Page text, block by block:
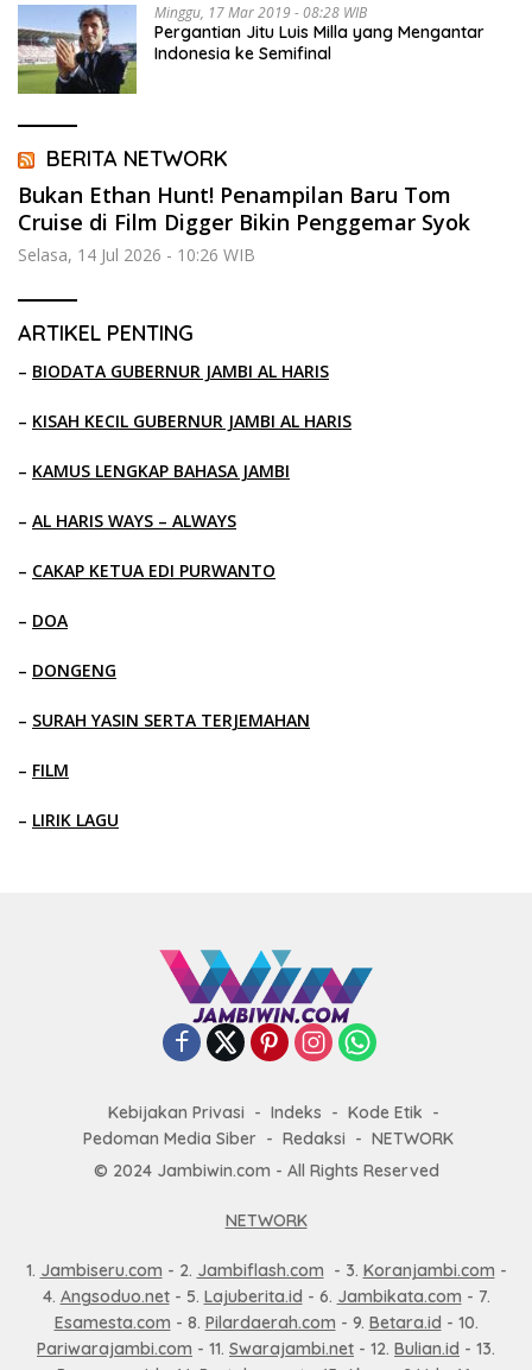
Minggu, 17 Mar 2019 - 08:28 WIB
Pergantian Jitu Luis Milla yang Mengantar
Indonesia ke Semifinal
BERITA NETWORK
Bukan Ethan Hunt! Penampilan Baru Tom
Cruise di Film Digger Bikin Penggemar Syok
Selasa, 14 Jul 2026 - 10:26 WIB
ARTIKEL PENTING
– BIODATA GUBERNUR JAMBI AL HARIS
– KISAH KECIL GUBERNUR JAMBI AL HARIS
– KAMUS LENGKAP BAHASA JAMBI
– AL HARIS WAYS – ALWAYS
– CAKAP KETUA EDI PURWANTO
– DOA
– DONGENG
– SURAH YASIN SERTA TERJEMAHAN
– FILM
– LIRIK LAGU
Kebijakan Privasi Indeks
Kode Etik
Pedoman Media Siber
Redaksi
NETWORK
© 2024 Jambiwin.com - All Rights Reserved
NETWORK
1. Jambiseru.com - 2. Jambiflash.com - 3. Koranjambi.com -
4. Angsoduo.net- 5. Lajuberita.id - 6. Jambikata.com - 7.
Esamesta.com - 8. Pilardaerah.com - 9. Betara.id - 10.
Pariwarajambi.com - 11. Swarajambi.net - 12. Bulian.id - 13.